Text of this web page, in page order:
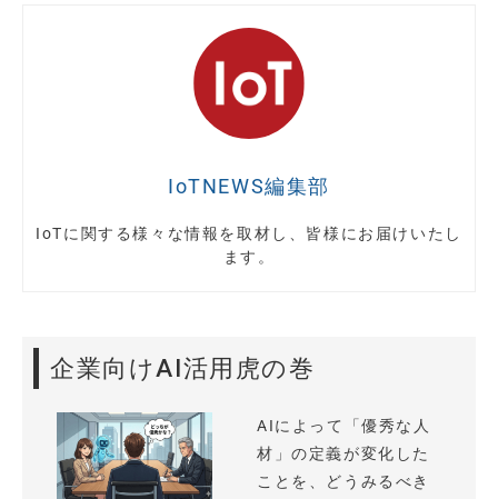
IoTNEWS編集部
IoTに関する様々な情報を取材し、皆様にお届けいたし
ます。
企業向けAI活用虎の巻
AIによって「優秀な人
材」の定義が変化した
ことを、どうみるべき